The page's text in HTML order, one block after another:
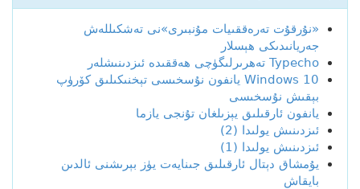
«نۇرقۇت تەرەققىيات مۇنبىرى»نى تەشكىللەش
جەريانىدىكى ھېسلار
Typecho تەھرىرلىگۈچى ھەققىدە ئىزدىنىشلەر
Windows 10 يانفون نۇسخىسى تېخنىكىلىق كۆرۈپ
بېقىش نۇسخىسى
يانفون ئارقىلىق يېزىلغان تۇنجى يازما
ئىزدىنىش يولىدا (2)
ئىزدىنىش يولىدا (1)
يۇمشاق دېتال ئارقىلىق جىنايەت يۈز بېرىشنى ئالدىن
بايقاش